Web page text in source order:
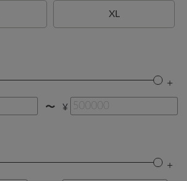
XL
〜 ¥